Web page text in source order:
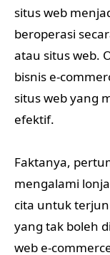
situs web
beroperasi
atau situs web.
bisnis e-
situs web yang
efektif.
Faktanya,
mengalami
cita untuk
yang tak boleh
web e-